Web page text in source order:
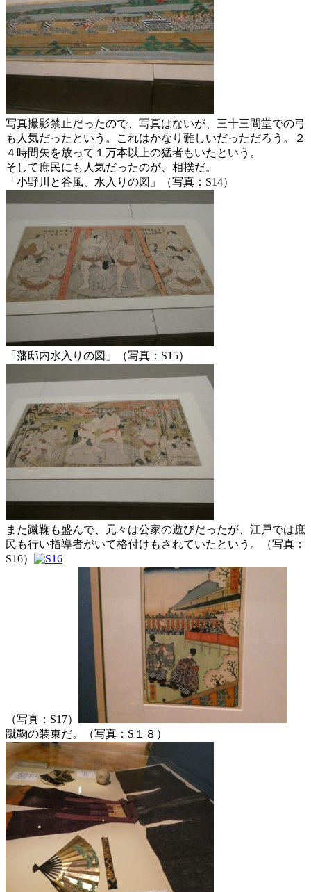
写真撮影禁止だったので、写真はないが、三十三間堂での弓
も人気だったという。これはかなり難しいだっただろう。２
４時間矢を放って１万本以上の猛者もいたという。
そして庶民にも人気だったのが、相撲だ。
「小野川と谷風、水入りの図」（写真：S14）
「藩邸内水入りの図」（写真：S15）
また蹴鞠も盛んで、元々は公家の遊びだったが、江戸では庶
民も行い指導者がいて格付けもされていたという。（写真：
S16）
（写真：S17）
蹴鞠の装束だ。（写真：S１８）